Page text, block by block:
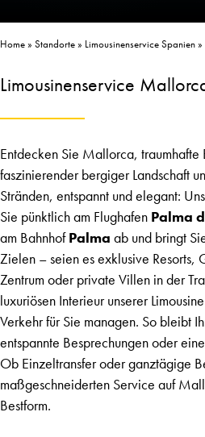
Home» Standorte» Limousinenservice Spanien»
Limousinenservice
Entdecken Sie Mallorca, traumhafte
faszinierender bergiger Landschaft
Stränden, entspannt und elegant:
Sie pünktlich am Flughafen Palma
am BahnhofPalma ab und bringt
Zielen – seien es exklusive Resorts,
Zentrum oder private Villen in der
luxuriösen Interieur unserer
Verkehr für Sie managen. So bleibt
entspannte Besprechungen oder
Ob Einzeltransfer oder ganztägige
maßgeschneiderten Service auf
Bestform.